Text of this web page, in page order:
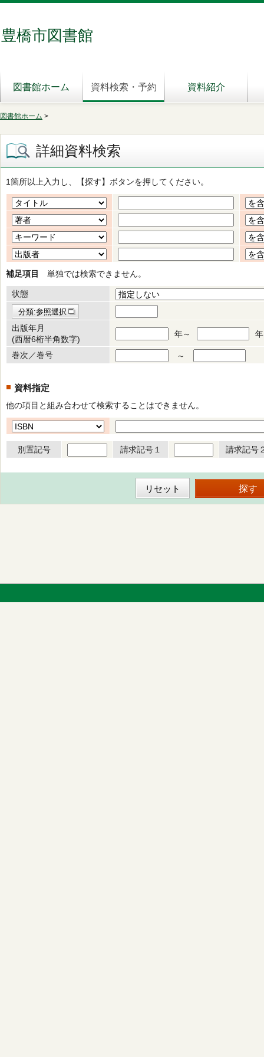
豊橋市図書館
図書館ホーム 資料検索・予約 資料紹介
図書館ホーム >
詳細資料検索
1箇所以上入力し、【探す】ボタンを押してください。
補足項目 単独では検索できません。
状態
分類:参照選択
出版年月
(西暦6桁半角数字)
年～ 年
巻次／巻号 ～
資料指定
他の項目と組み合わせて検索することはできません。
別置記号 請求記号１ 請求記号